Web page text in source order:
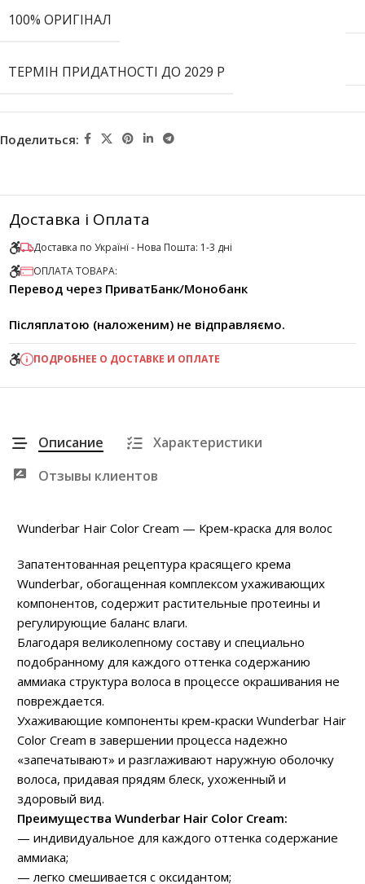
100% ОРИГІНАЛ
ТЕРМІН ПРИДАТНОСТІ ДО 2029 Р
Поделиться:
Доставка і Оплата
Доставка по Українї - Нова Пошта: 1-3 дні
ОПЛАТА ТОВАРА:
Перевод через ПриватБанк/Монобанк
Післяплатою (наложеним) не відправляємо.
ПОДРОБНЕЕ О ДОСТАВКЕ И ОПЛАТЕ
Описание
Характеристики
Отзывы клиентов
Wunderbar Hair Color Cream — Крем-краска для волос
Запатентованная рецептура красящего крема
Wunderbar, обогащенная комплексом ухаживающих
компонентов, содержит растительные протеины и
регулирующие баланс влаги.
Благодаря великолепному составу и специально
подобранному для каждого оттенка содержанию
аммиака структура волоса в процессе окрашивания не
повреждается.
Ухаживающие компоненты крем-краски Wunderbar Hair
Color Cream в завершении процесса надежно
«запечатывают» и разглаживают наружную оболочку
волоса, придавая прядям блеск, ухоженный и
здоровый вид.
Преимущества Wunderbar Hair Color Cream:
— индивидуальное для каждого оттенка содержание
аммиака;
— легко смешивается с оксидантом;